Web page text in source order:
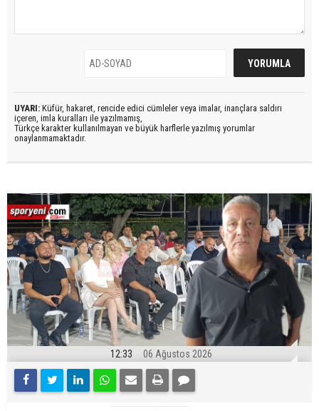
UYARI: Küfür, hakaret, rencide edici cümleler veya imalar, inançlara saldırı
içeren, imla kuralları ile yazılmamış,
Türkçe karakter kullanılmayan ve büyük harflerle yazılmış yorumlar
onaylanmamaktadır.
12:33 06 Ağustos 2026